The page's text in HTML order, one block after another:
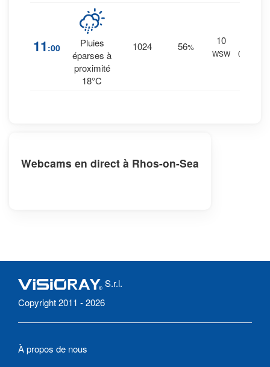
11 :00
Pluies
éparses à
proximité
18°C
1024 56%
10
WSW
0 mm.
Webcams en direct à Rhos-on-Sea
S.r.l.
Copyright 2011 - 2026
À propos de nous